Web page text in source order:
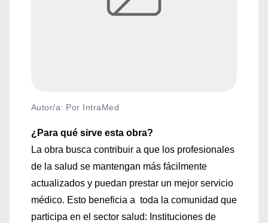
Autor/a: Por IntraMed
¿Para qué sirve esta obra?
La obra busca contribuir a que los profesionales
de la salud se mantengan más fácilmente
actualizados y puedan prestar un mejor servicio
médico. Esto beneficia a toda la comunidad que
participa en el sector salud: Instituciones de